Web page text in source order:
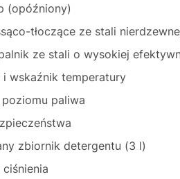
(opóźniony)
tłoczące ze stali
ze stali o wysokiej
i wskaźnik temperatury
poziomu paliwa
zbiornik detergentu (3 l)
ciśnienia